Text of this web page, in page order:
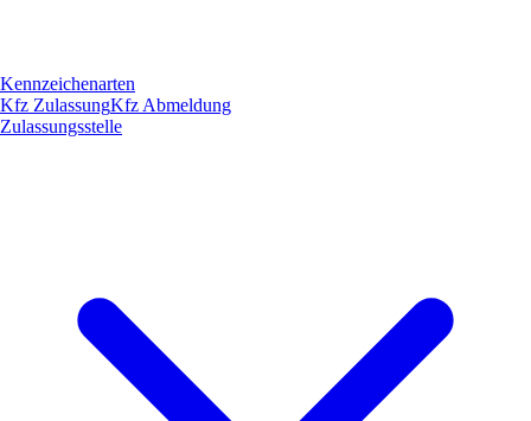
Kennzeichenarten
Kfz ZulassungKfz Abmeldung
Zulassungsstelle